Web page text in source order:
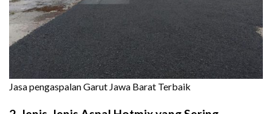
Jasa pengaspalan Garut Jawa Barat Terbaik